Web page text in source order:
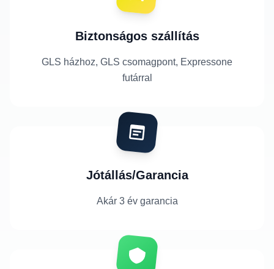
Biztonságos szállítás
GLS házhoz, GLS csomagpont, Expressone
futárral
Jótállás/Garancia
Akár 3 év garancia